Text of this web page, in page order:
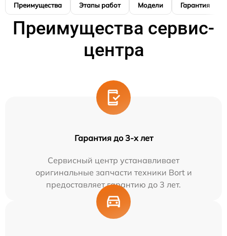
Преимущества Этапы работ Модели Гарантия
Преимущества сервис-
центра
Гарантия до 3-х лет
Сервисный центр устанавливает
оригинальные запчасти техники Bort и
предоставляет гарантию до 3 лет.